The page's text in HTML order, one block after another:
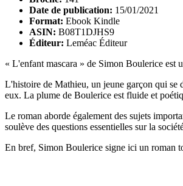
Date de publication: 15/01/2021
Format: Ebook Kindle
ASIN: B08T1DJHS9
Éditeur: Leméac Éditeur
« L'enfant mascara » de Simon Boulerice est
L'histoire de Mathieu, un jeune garçon qui se
eux. La plume de Boulerice est fluide et
Le roman aborde également des sujets
soulève des questions essentielles sur la
En bref, Simon Boulerice signe ici un roman